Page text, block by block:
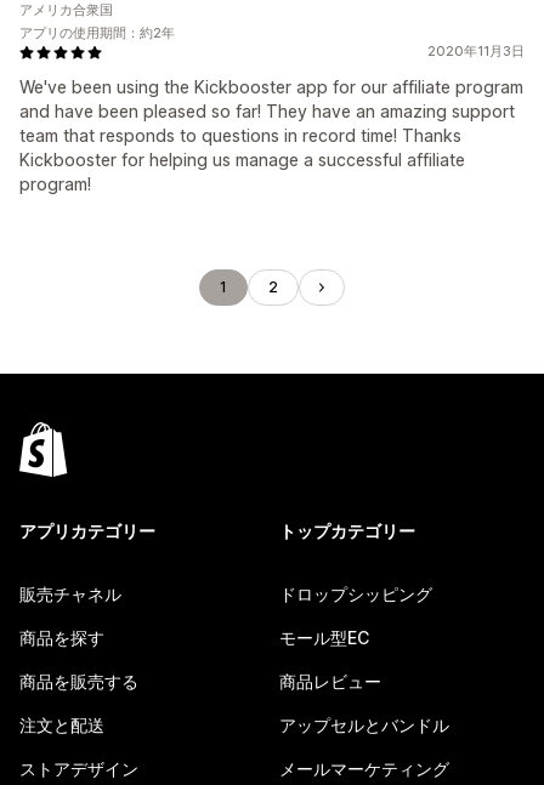
2020年11月3日
We've been using the Kickbooster app for our affiliate program
and have been pleased so far! They have an amazing support
team that responds to questions in record time! Thanks
Kickbooster for helping us manage a successful affiliate
program!
アメリカ合衆国
アプリの使用期間：約2年
1 2
アプリカテゴリー
販売チャネル
商品を探す
商品を販売する
注文と配送
ストアデザイン
トップカテゴリー
ドロップシッピング
モール型EC
商品レビュー
アップセルとバンドル
メールマーケティング